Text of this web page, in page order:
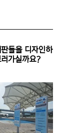
들을 디자인하
가실까요?